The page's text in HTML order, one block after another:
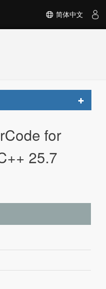
简体中文
Toggle
for
25.7